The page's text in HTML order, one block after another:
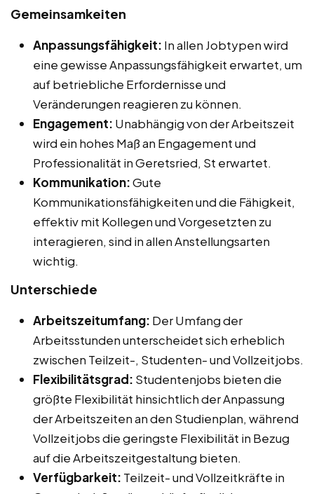
Gemeinsamkeiten
Anpassungsfähigkeit: In allen Jobtypen wird
eine gewisse Anpassungsfähigkeit erwartet, um
auf betriebliche Erfordernisse und
Veränderungen reagieren zu können.
Engagement: Unabhängig von der Arbeitszeit
wird ein hohes Maß an Engagement und
Professionalität in Geretsried, St erwartet.
Kommunikation:Gute
Kommunikationsfähigkeiten und die Fähigkeit,
effektiv mit Kollegen und Vorgesetzten zu
interagieren, sind in allen Anstellungsarten
wichtig.
Unterschiede
Arbeitszeitumfang: Der Umfang der
Arbeitsstunden unterscheidet sich erheblich
zwischen Teilzeit-, Studenten- und Vollzeitjobs.
Flexibilitätsgrad: Studentenjobs bieten die
größte Flexibilität hinsichtlich der Anpassung
der Arbeitszeiten an den Studienplan, während
Vollzeitjobs die geringste Flexibilität in Bezug
auf die Arbeitszeitgestaltung bieten.
Verfügbarkeit: Teilzeit- und Vollzeitkräfte in